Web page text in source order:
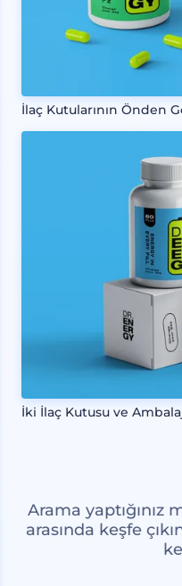
İlaç Kutularının Önden
İki İlaç Kutusu ve
Arama
arasında keşfe